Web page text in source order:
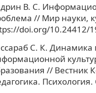
В. С.
// Мир науки,
doi.org/10.24412/
С. К.
// Вестник